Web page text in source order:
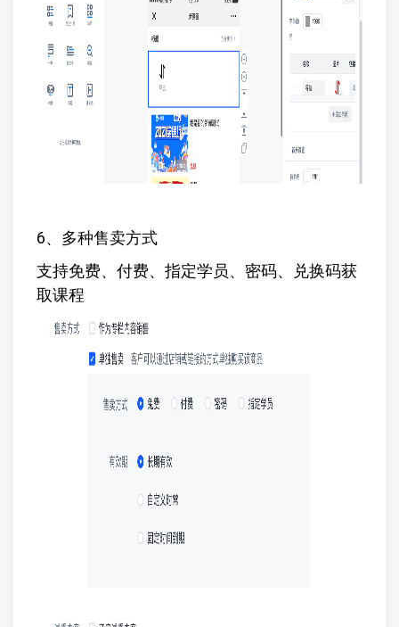
6、多种售卖方式
支持免费、付费、指定学员、密码、兑换码获
取课程